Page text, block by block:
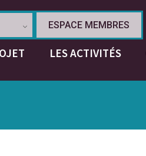
ESPACE MEMBRES
LES ACTIVITÉS